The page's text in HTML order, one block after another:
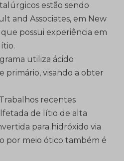
estão sendo
and Associates, em New
possui experiência em
utiliza ácido
primário, visando a obter
recentes
de lítio de alta
para hidróxido via
por meio ótico também é